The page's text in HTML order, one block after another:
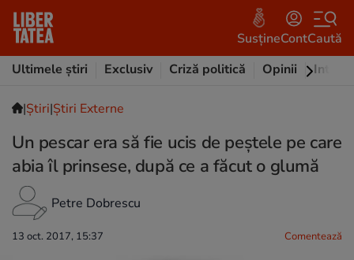
SusțineContCaută
Ultimele știri
Exclusiv Criză politică Opinii
|Ştiri|Știri Externe
Un pescar era să fie ucis de peștele pe care
abia îl prinsese, după ce a făcut o glumă
Petre Dobrescu
13 oct. 2017, 15:37 Comentează